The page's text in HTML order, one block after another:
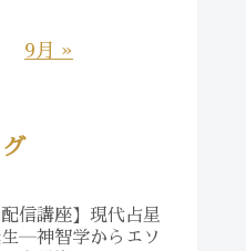
9月 »
配信講座】現代占星
―神智学からエソ